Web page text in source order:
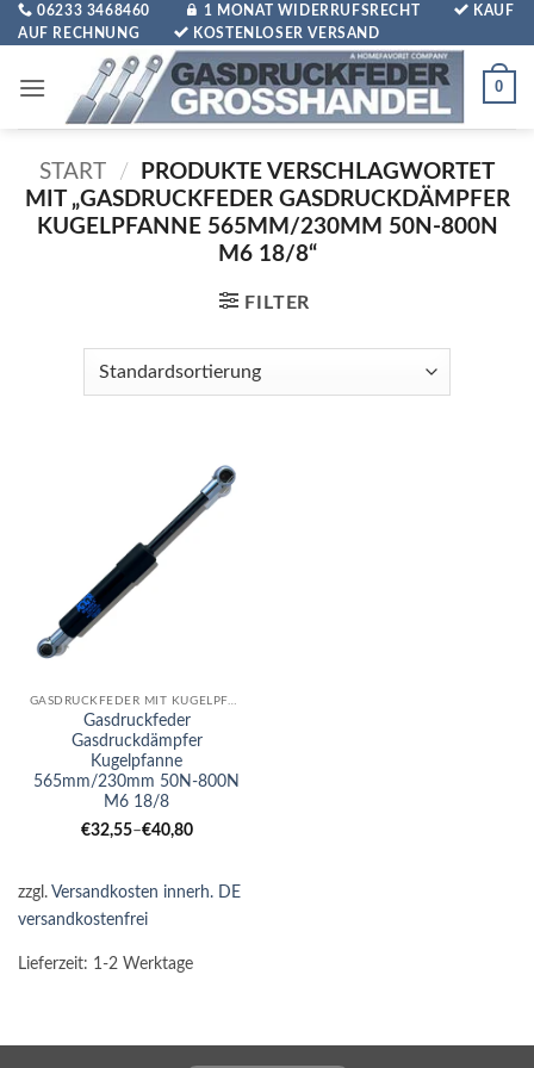
Zum
Inhalt
06233 3468460 1 MONAT WIDERRUFSRECHT
KAUF
AUF RECHNUNG
KOSTENLOSER VERSAND
0
START /
PRODUKTE VERSCHLAGWORTET
MIT „GASDRUCKFEDER GASDRUCKDÄMPFER
KUGELPFANNE 565MM/230MM 50N-800N
M6 18/8“
FILTER
GASDRUCKFEDER MIT KUGELPFANNE
Gasdruckfeder
Gasdruckdämpfer
Kugelpfanne
565mm/230mm 50N-800N
M6 18/8
€32,55–€40,80
zzgl. Versandkosten innerh. DE
versandkostenfrei
Lieferzeit: 1-2 Werktage